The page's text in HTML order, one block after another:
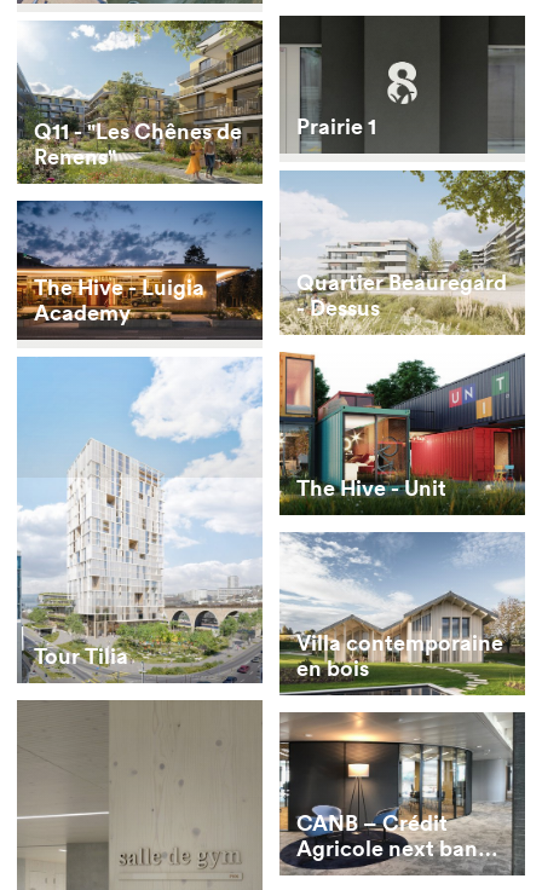
Prairie 1
Q11 - "Les Chênes de
Renens"
Quartier Beauregard
- Dessus
The Hive - Luigia
Academy
The Hive - Unit
Tour Tilia
Villa contemporaine
en bois
CANB – Crédit
Agricole next bank
(Suisse) SA